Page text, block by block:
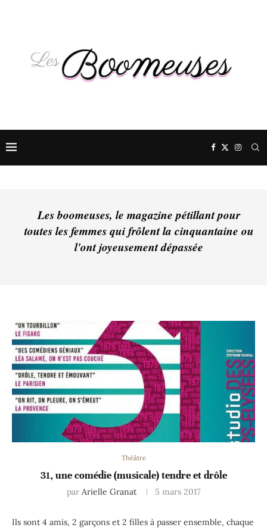
Les boomeuses, le magazine pétillant pour
toutes les femmes qui frôlent la cinquantaine ou
l'ont joyeusement dépassée
Théâtre
31, une comédie (musicale) tendre et drôle
par Arielle Granat 5 mars 2017
Ils sont 4 amis, 2 garçons et 2 filles à passer ensemble, chaque